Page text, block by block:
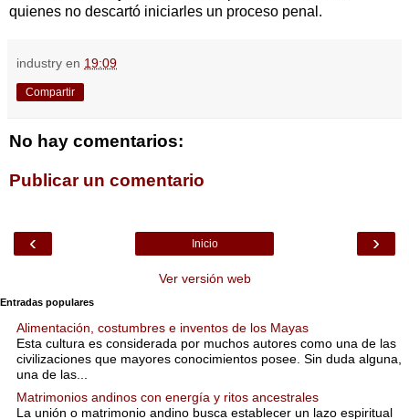
quienes no descartó iniciarles un proceso penal.
industry en 19:09
Compartir
No hay comentarios:
Publicar un comentario
‹ ›
Inicio
Ver versión web
Entradas populares
Alimentación, costumbres e inventos de los Mayas
Esta cultura es considerada por muchos autores como una de las
civilizaciones que mayores conocimientos posee. Sin duda alguna,
una de las...
Matrimonios andinos con energía y ritos ancestrales
La unión o matrimonio andino busca establecer un lazo espiritual